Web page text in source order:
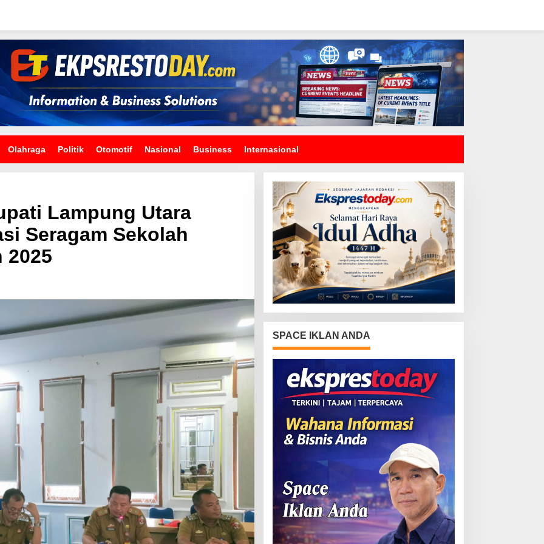
Olahraga Politik Otomotif Nasional Business Internasional
Lampung Utara
Seragam Sekolah
2025
SPACE IKLAN ANDA